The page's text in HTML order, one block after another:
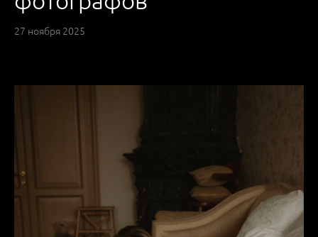
27 ноября 2025